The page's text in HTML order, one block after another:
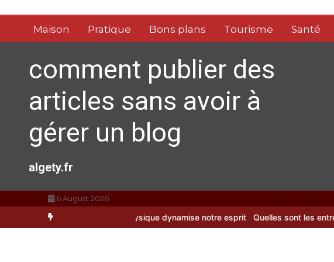
contenuMaison Pratique Bons plans Tourisme Santé
comment publier des
articles sans avoir à
gérer un blog
algety.fr
6 August 2026
l’activité physique dynamise notre esprit Quelles sont les entreprises de